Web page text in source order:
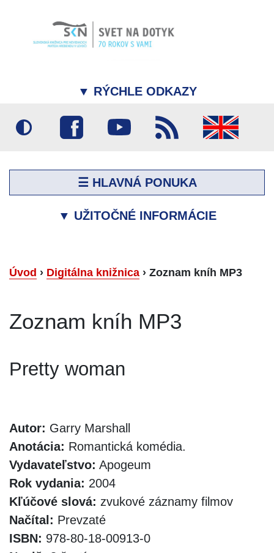
▼ RÝCHLE ODKAZY
☰ HLAVNÁ PONUKA
▼ UŽITOČNÉ INFORMÁCIE
Úvod › Digitálna knižnica › Zoznam kníh MP3
Zoznam kníh MP3
Pretty woman
Autor: Garry Marshall
Anotácia: Romantická komédia.
Vydavateľstvo: Apogeum
Rok vydania: 2004
Kľúčové slová: zvukové záznamy filmov
Načítal: Prevzaté
ISBN: 978-80-18-00913-0